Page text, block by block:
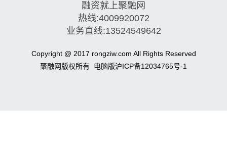
融资就上聚融网
热线:4009920072
业务直线:13524549642
Copyright @ 2017 rongziw.com All Rights Reserved
聚融网版权所有 电脑版沪ICP备12034765号-1